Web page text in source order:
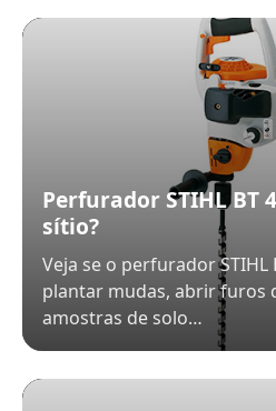
Perfurador STIHL BT
sítio?
Veja se o perfurador STIHL
plantar mudas, abrir furos
amostras de solo…